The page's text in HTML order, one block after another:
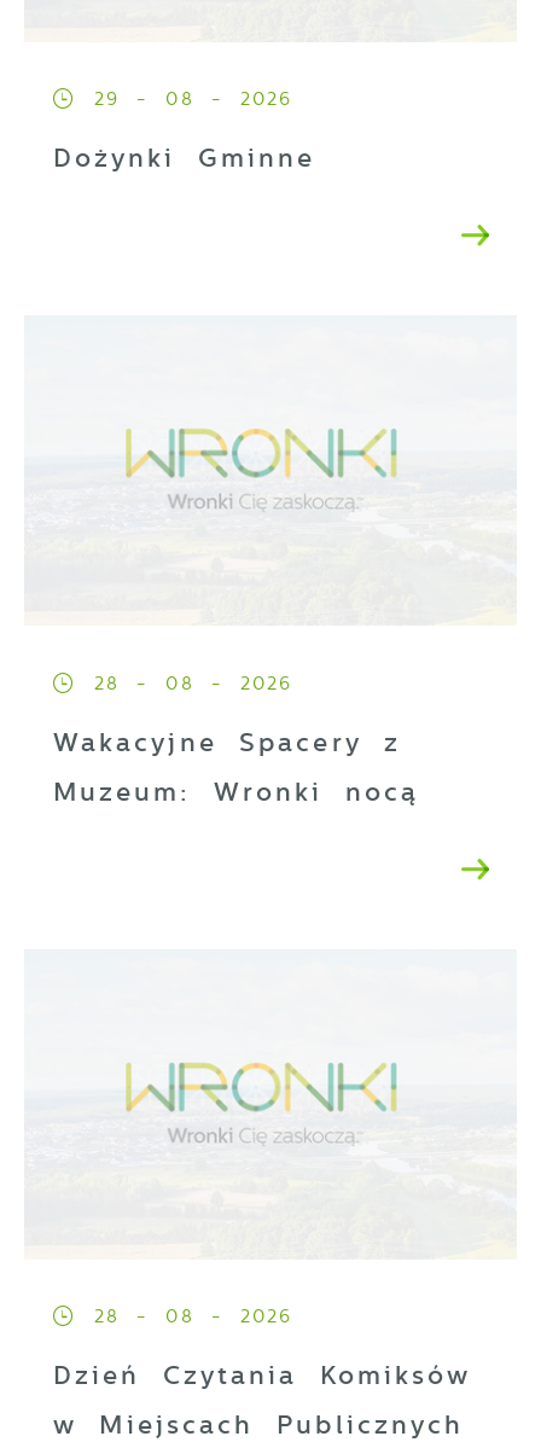
29 - 08 - 2026
Dożynki Gminne
28 - 08 - 2026
Wakacyjne Spacery z
Muzeum: Wronki nocą
28 - 08 - 2026
Dzień Czytania Komiksów
w Miejscach Publicznych